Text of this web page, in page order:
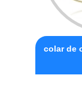
colar de